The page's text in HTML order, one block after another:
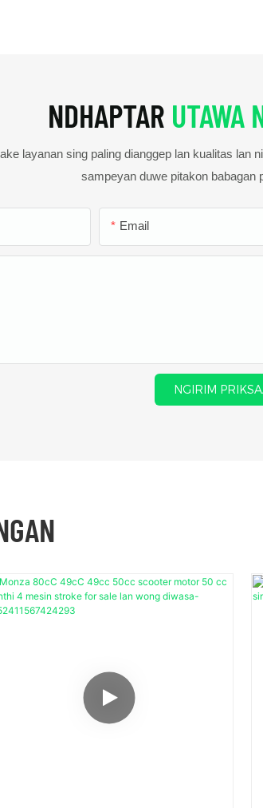
NDHAPTAR UTAWA
layanan sing paling dianggep lan kualitas lan
sampeyan duwe pitakon babagan
Email
NGIRIM